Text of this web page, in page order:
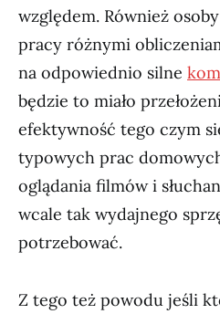
względem. Również
pracy różnymi
na odpowiednio silne
będzie to miało
efektywność tego czym
typowych prac
oglądania filmów i
wcale tak wydajnego
potrzebować.
Z tego też powodu jeśli